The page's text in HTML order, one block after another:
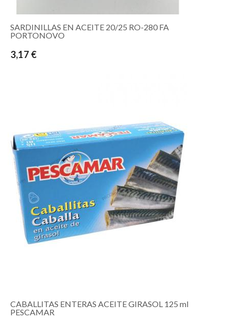
SARDINILLAS EN ACEITE 20/25 RO-280 FA
PORTONOVO
3,17 €
CABALLITAS ENTERAS ACEITE GIRASOL 125 ml
PESCAMAR